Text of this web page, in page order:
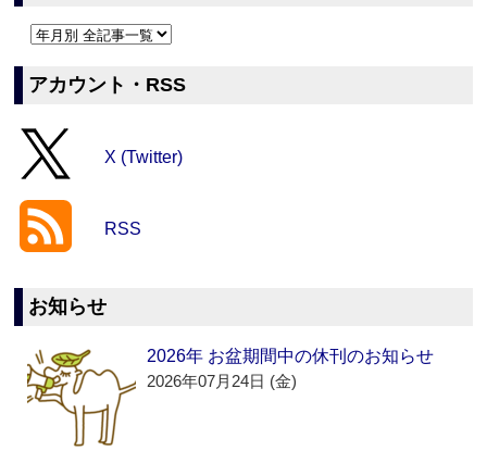
アカウント・RSS
X (Twitter)
RSS
お知らせ
2026年 お盆期間中の休刊のお知らせ
2026年07月24日 (金)